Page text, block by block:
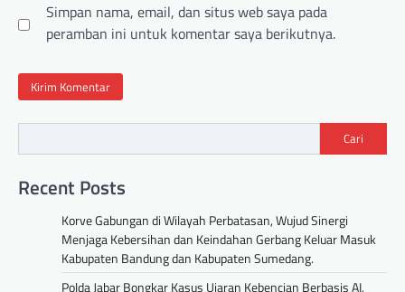
Simpan nama, email, dan situs web saya pada
peramban ini untuk komentar saya berikutnya.
Cari
Recent Posts
Korve Gabungan di Wilayah Perbatasan, Wujud Sinergi
Menjaga Kebersihan dan Keindahan Gerbang Keluar Masuk
Kabupaten Bandung dan Kabupaten Sumedang.
Polda Jabar Bongkar Kasus Ujaran Kebencian Berbasis AI,